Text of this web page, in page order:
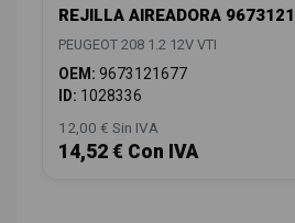
REJILLA AIREADORA
PEUGEOT 208 1.2 12V VTI
OEM: 9673121677
ID: 1028336
12,00 € Sin IVA
14,52 € Con IVA